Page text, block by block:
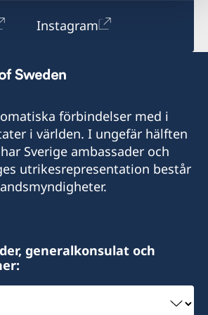
Instagram
förbindelser med i
i världen. I ungefär hälften
Sverige ambassader och
utrikesrepresentation består
generalkonsulat och